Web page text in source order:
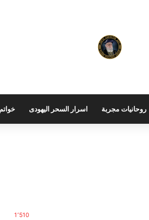
روحانيات مجربة اسرار السحر اليهودى
1٬510